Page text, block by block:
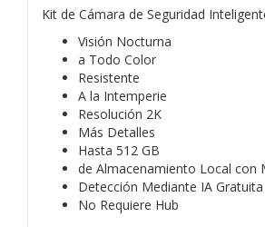
Kit de Cámara de Seguridad
Visión Nocturna
a Todo Color
Resistente
A la Intemperie
Resolución 2K
Más Detalles
Hasta 512 GB
de Almacenamiento Local con
Detección Mediante IA Gratuita
No Requiere Hub